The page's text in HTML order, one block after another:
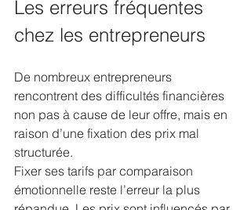
Les erreurs fréquentes
chez les entrepreneurs
De nombreux entrepreneurs
rencontrent des difficultés financières
non pas à cause de leur offre, mais en
raison d’une fixation des prix mal
structurée.
Fixer ses tarifs par comparaison
émotionnelle reste l’erreur la plus